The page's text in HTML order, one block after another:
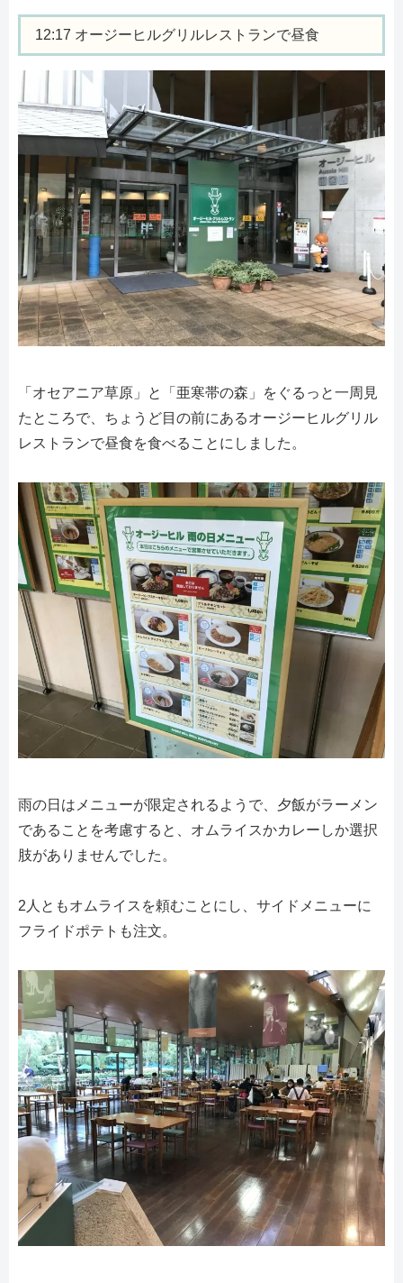
12:17 オージーヒルグリルレストランで昼食
「オセアニア草原」と「亜寒帯の森」をぐるっと一周見
たところで、ちょうど目の前にあるオージーヒルグリル
レストランで昼食を食べることにしました。
雨の日はメニューが限定されるようで、夕飯がラーメン
であることを考慮すると、オムライスかカレーしか選択
肢がありませんでした。
2人ともオムライスを頼むことにし、サイドメニューに
フライドポテトも注文。